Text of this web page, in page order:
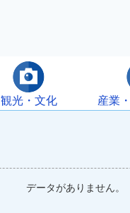
観光・文化 産業
データがありません。